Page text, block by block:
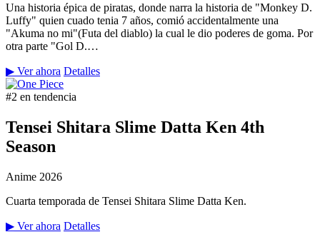
Una historia épica de piratas, donde narra la historia de "Monkey D.
Luffy" quien cuado tenia 7 años, comió accidentalmente una
"Akuma no mi"(Futa del diablo) la cual le dio poderes de goma. Por
otra parte "Gol D.…
▶ Ver ahora Detalles
#2 en tendencia
Tensei Shitara Slime Datta Ken 4th
Season
Anime 2026
Cuarta temporada de Tensei Shitara Slime Datta Ken.
▶ Ver ahora Detalles